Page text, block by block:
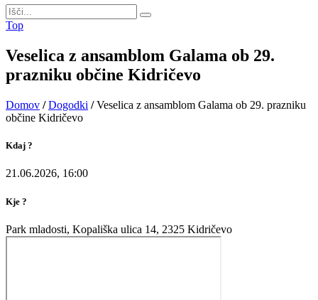
Top
Veselica z ansamblom Galama ob 29.
prazniku občine Kidričevo
Domov / Dogodki / Veselica z ansamblom Galama ob 29. prazniku
občine Kidričevo
Kdaj ?
21.06.2026, 16:00
Kje ?
Park mladosti, Kopališka ulica 14, 2325 Kidričevo